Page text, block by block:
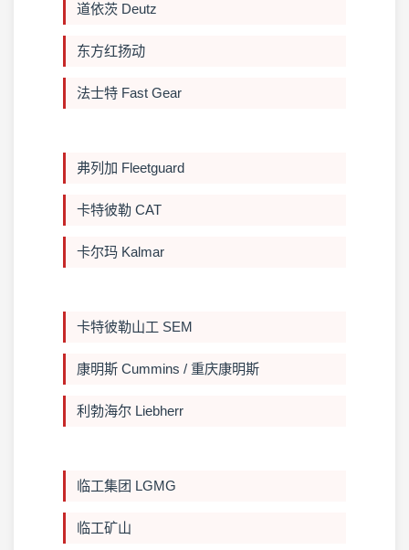
道依茨 Deutz
东方红扬动
法士特 Fast Gear
弗列加 Fleetguard
卡特彼勒 CAT
卡尔玛 Kalmar
卡特彼勒山工 SEM
康明斯 Cummins / 重庆康明斯
利勃海尔 Liebherr
临工集团 LGMG
临工矿山